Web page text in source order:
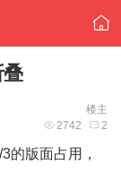
楼主
2742 2
的版面占用，